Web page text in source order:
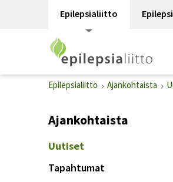
Epilepsialiitto
Epilepsialiitto Ajankohtaista
Ajankohtaista
Uutiset
Tapahtumat